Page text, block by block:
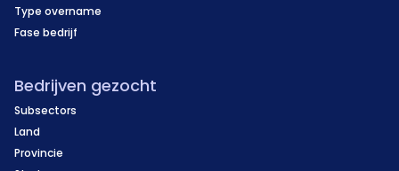
Type overname
Fase bedrijf
Bedrijven gezocht
Subsectors
Land
Provincie